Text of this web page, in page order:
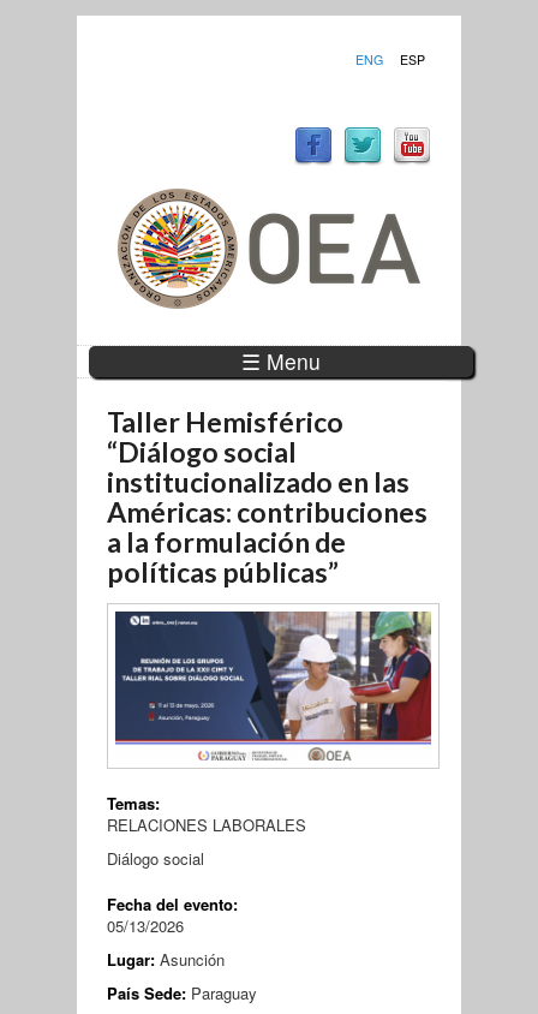
ENG ESP
☰ Menu
Taller Hemisférico
“Diálogo social
institucionalizado en las
Américas: contribuciones
a la formulación de
políticas públicas”
Temas:
RELACIONES LABORALES
Diálogo social
Fecha del evento:
05/13/2026
Lugar: Asunción
País Sede: Paraguay